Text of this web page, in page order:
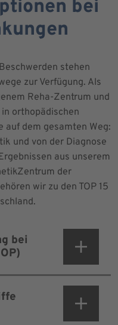
bei
stehen
zur Verfügung. Als
Reha-Zentrum und
orthopädischen
auf dem gesamten Weg:
und von der Diagnose
aus unserem
der
wir zu den TOP 15
bei